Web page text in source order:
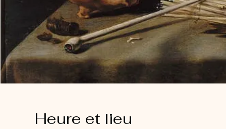
Heure et lieu